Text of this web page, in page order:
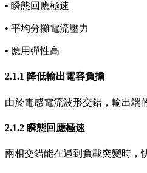
• 瞬態回應極速
• 平均分攤電流壓力
• 應用彈性高
2.1.1 降低輸出電容負擔
由於電感電流波形交錯，輸出端
2.1.2 瞬態回應極速
兩相交錯能在遇到負載突變時，